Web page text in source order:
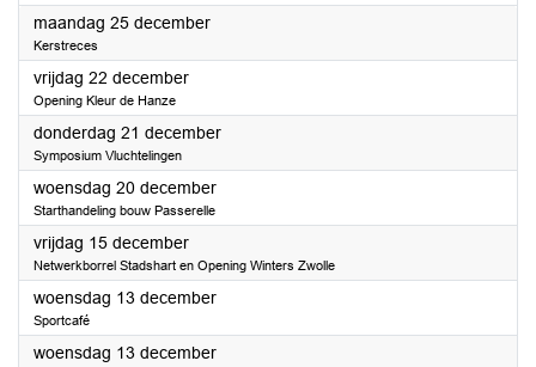
maandag 25 december2023
Kerstreces
vrijdag 22 december2023
Opening Kleur de Hanze
donderdag 21 december2023
Symposium Vluchtelingen
woensdag 20 december2023
Starthandeling bouw Passerelle
vrijdag 15 december2023
Netwerkborrel Stadshart en Opening Winters Zwolle
woensdag 13 december2023
Sportcafé
woensdag 13 december2023